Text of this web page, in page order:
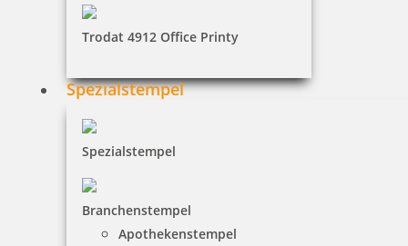
Trodat 4912 Office Printy
Spezialstempel
Spezialstempel
Branchenstempel
Apothekenstempel
130,46 €
inkl. 19 % Mwst.
Jetzt gestalten